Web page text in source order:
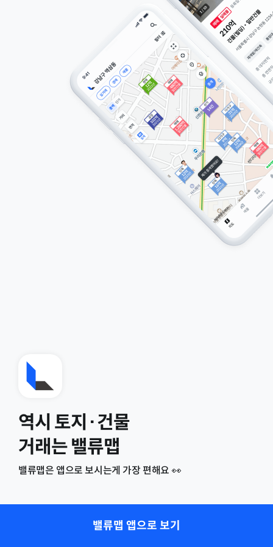
역시 토지·건물
거래는 밸류맵
밸류맵은 앱으로 보시는게 가장 편해요 👀
밸류맵 앱으로 보기